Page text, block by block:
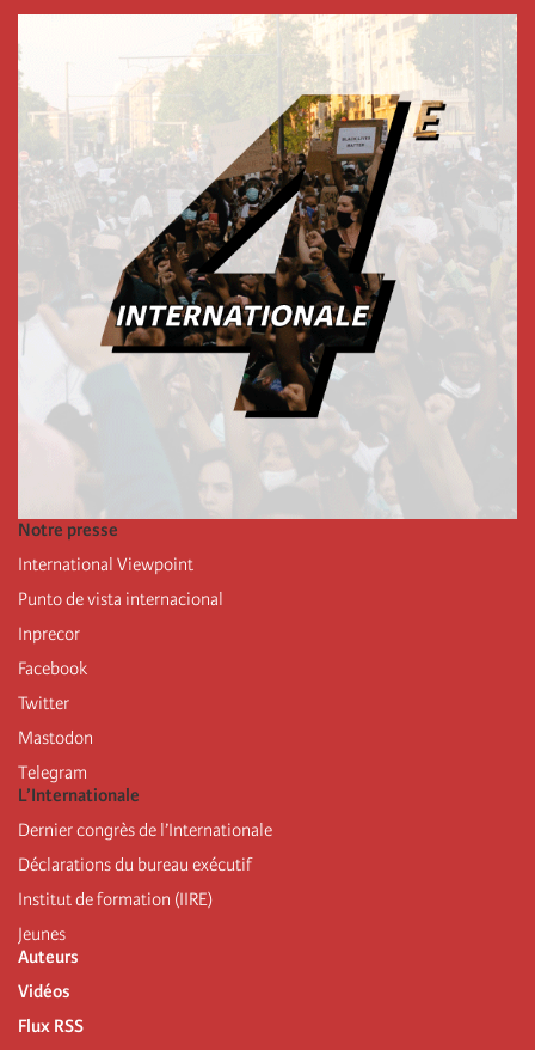
Notre presse
International Viewpoint
Punto de vista internacional
Inprecor
Facebook
Twitter
Mastodon
Telegram
L’Internationale
Dernier congrès de l’Internationale
Déclarations du bureau exécutif
Institut de formation (IIRE)
Jeunes
Auteurs
Vidéos
Flux RSS